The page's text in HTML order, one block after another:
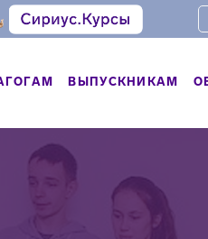
ВЫПУСКНИКАМ